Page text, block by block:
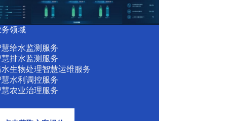
务领域
慧给水监测服务
慧排水监测服务
水生物处理智慧运维服务
慧水利调控服务
慧农业治理服务